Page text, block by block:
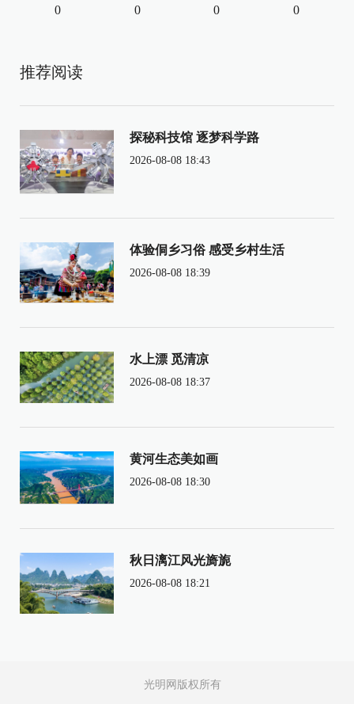
0 0 0 0
推荐阅读
探秘科技馆 逐梦科学路
2026-08-08 18:43
体验侗乡习俗 感受乡村生活
2026-08-08 18:39
水上漂 觅清凉
2026-08-08 18:37
黄河生态美如画
2026-08-08 18:30
秋日漓江风光旖旎
2026-08-08 18:21
光明网版权所有